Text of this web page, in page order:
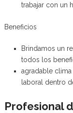
trabajar con un
Beneficios
Brindamos un
todos los
agradable
laboral dentro
Profesional